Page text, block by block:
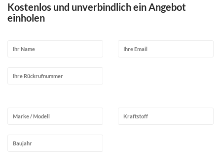
Kostenlos und unverbindlich ein Angebot
einholen